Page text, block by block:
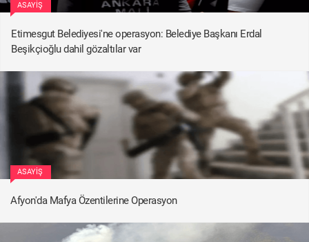
ASAYIŞ
Etimesgut Belediyesi'ne operasyon: Belediye Başkanı Erdal
Beşikçioğlu dahil gözaltılar var
ASAYIŞ
Afyon'da Mafya Özentilerine Operasyon